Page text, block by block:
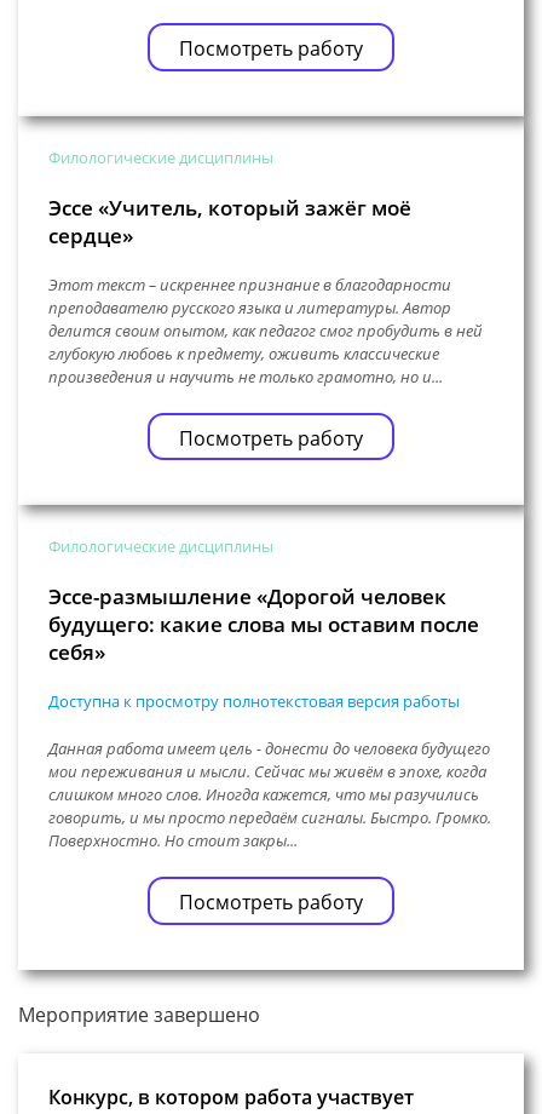
Посмотреть работу
Филологические дисциплины
Эссе «Учитель, который зажёг моё
сердце»
Этот текст – искреннее признание в благодарности
преподавателю русского языка и литературы. Автор
делится своим опытом, как педагог смог пробудить в ней
глубокую любовь к предмету, оживить классические
произведения и научить не только грамотно, но и...
Посмотреть работу
Филологические дисциплины
Эссе-размышление «Дорогой человек
будущего: какие слова мы оставим после
себя»
Доступна к просмотру полнотекстовая версия работы
Данная работа имеет цель - донести до человека будущего
мои переживания и мысли. Сейчас мы живём в эпохе, когда
слишком много слов. Иногда кажется, что мы разучились
говорить, и мы просто передаём сигналы. Быстро. Громко.
Поверхностно. Но стоит закры...
Посмотреть работу
Мероприятие завершено
Конкурс, в котором работа участвует